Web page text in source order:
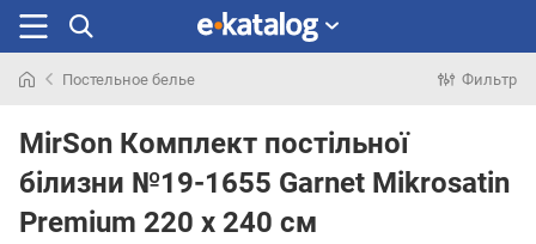
раньше
Постельное белье Фильтр
MirSon Комплект постільної
білизни №19-1655 Garnet Mikrosatin
Premium 220 x 240 см